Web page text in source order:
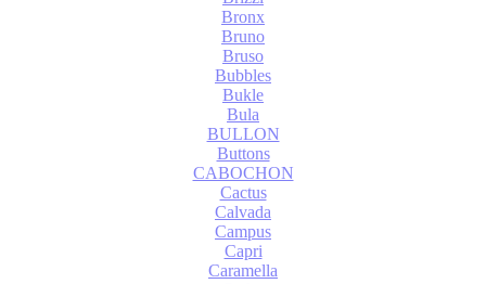
Bronx
Bruno
Bruso
Bubbles
Bukle
Bula
BULLON
Buttons
CABOCHON
Cactus
Calvada
Campus
Capri
Caramella